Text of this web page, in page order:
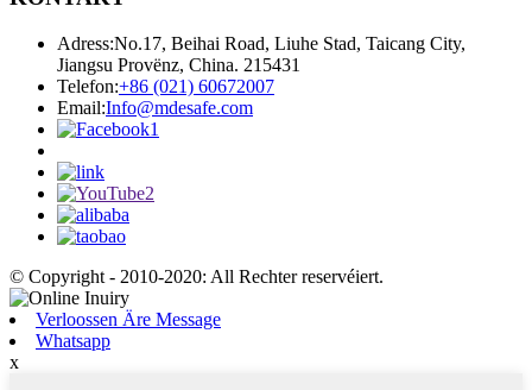
Adress:No.17, Beihai Road, Liuhe Stad, Taicang City,
Jiangsu Provënz, China. 215431
Telefon:+86 (021) 60672007
Email:Info@mdesafe.com
© Copyright - 2010-2020: All Rechter reservéiert.
Verloossen Äre Message
Whatsapp
x